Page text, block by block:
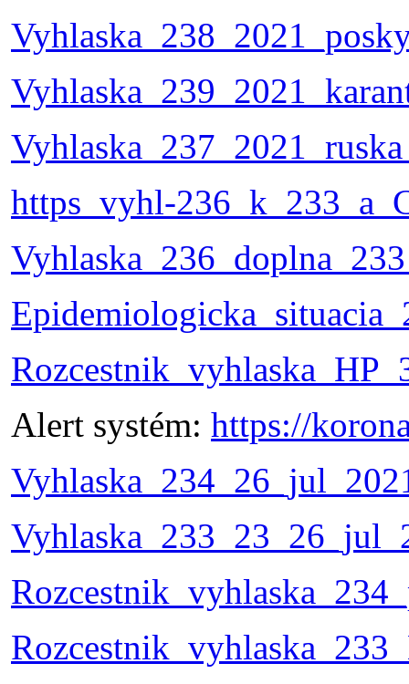
https_vyhl-
Alert systém: https://